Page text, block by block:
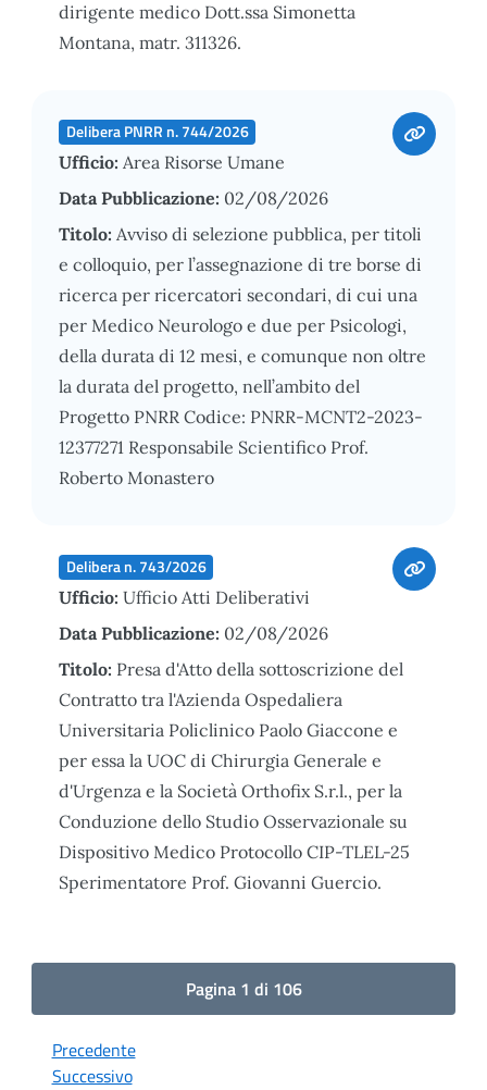
dirigente medico Dott.ssa Simonetta
Montana, matr. 311326.
Delibera PNRR n. 744/2026
Ufficio: Area Risorse Umane
Data Pubblicazione: 02/08/2026
Titolo: Avviso di selezione pubblica, per titoli
e colloquio, per l’assegnazione di tre borse di
ricerca per ricercatori secondari, di cui una
per Medico Neurologo e due per Psicologi,
della durata di 12 mesi, e comunque non oltre
la durata del progetto, nell’ambito del
Progetto PNRR Codice: PNRR-MCNT2-2023-
12377271 Responsabile Scientifico Prof.
Roberto Monastero
Delibera n. 743/2026
Ufficio: Ufficio Atti Deliberativi
Data Pubblicazione: 02/08/2026
Titolo: Presa d'Atto della sottoscrizione del
Contratto tra l'Azienda Ospedaliera
Universitaria Policlinico Paolo Giaccone e
per essa la UOC di Chirurgia Generale e
d'Urgenza e la Società Orthofix S.r.l., per la
Conduzione dello Studio Osservazionale su
Dispositivo Medico Protocollo CIP-TLEL-25
Sperimentatore Prof. Giovanni Guercio.
Pagina 1 di 106
Precedente
Successivo